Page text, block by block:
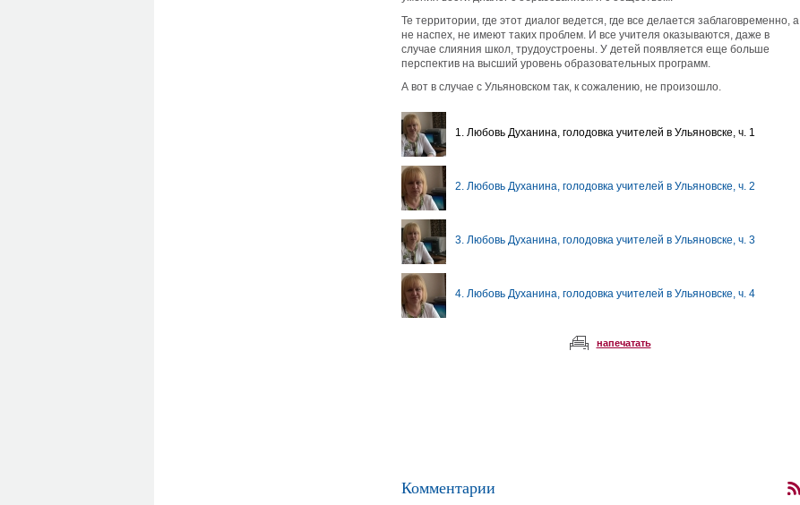
Те территории, где этот диалог ведется, где все делается заблаговременно, а
не наспех, не имеют таких проблем. И все учителя оказываются, даже в
случае слияния школ, трудоустроены. У детей появляется еще больше
перспектив на высший уровень образовательных программ.
А вот в случае с Ульяновском так, к сожалению, не произошло.
1. Любовь Духанина, голодовка учителей в Ульяновске, ч. 1
2. Любовь Духанина, голодовка учителей в Ульяновске, ч. 2
3. Любовь Духанина, голодовка учителей в Ульяновске, ч. 3
4. Любовь Духанина, голодовка учителей в Ульяновске, ч. 4
напечатать
Комментарии